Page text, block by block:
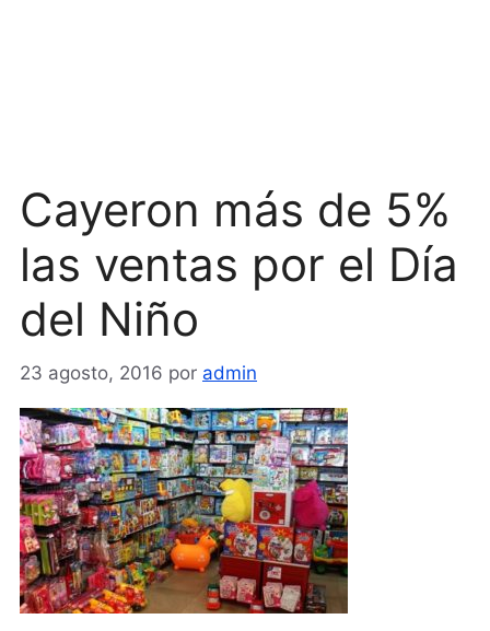
Cayeron más de 5%
las ventas por el Día
del Niño
23 agosto, 2016 por admin